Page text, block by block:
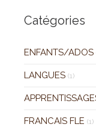
Catégories
ENFANTS/ADOS
LANGUES (1)
FRANCAIS FLE (1)